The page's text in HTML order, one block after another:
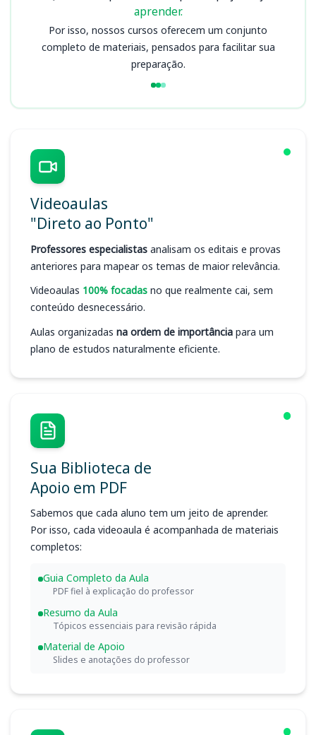
aprender.
Por isso, nossos cursos oferecem um conjunto
completo de materiais, pensados para facilitar sua
preparação.
Videoaulas
"Direto ao Ponto"
Professores especialistas analisam os editais e provas
anteriores para mapear os temas de maior relevância.
Videoaulas 100% focadas no que realmente cai, sem
conteúdo desnecessário.
Aulas organizadas na ordem de importância para um
plano de estudos naturalmente eficiente.
Sua Biblioteca de
Apoio em PDF
Sabemos que cada aluno tem um jeito de aprender.
Por isso, cada videoaula é acompanhada de materiais
completos:
Guia Completo da Aula
PDF fiel à explicação do professor
Resumo da Aula
Tópicos essenciais para revisão rápida
Material de Apoio
Slides e anotações do professor